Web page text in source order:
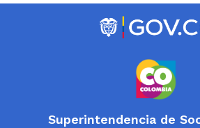
Superintendencia de